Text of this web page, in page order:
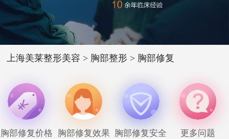
上海美莱整形美容 > 胸部整形 > 胸部修复
胸部修复价格 胸部修复效果 胸部修复安全 更多问题